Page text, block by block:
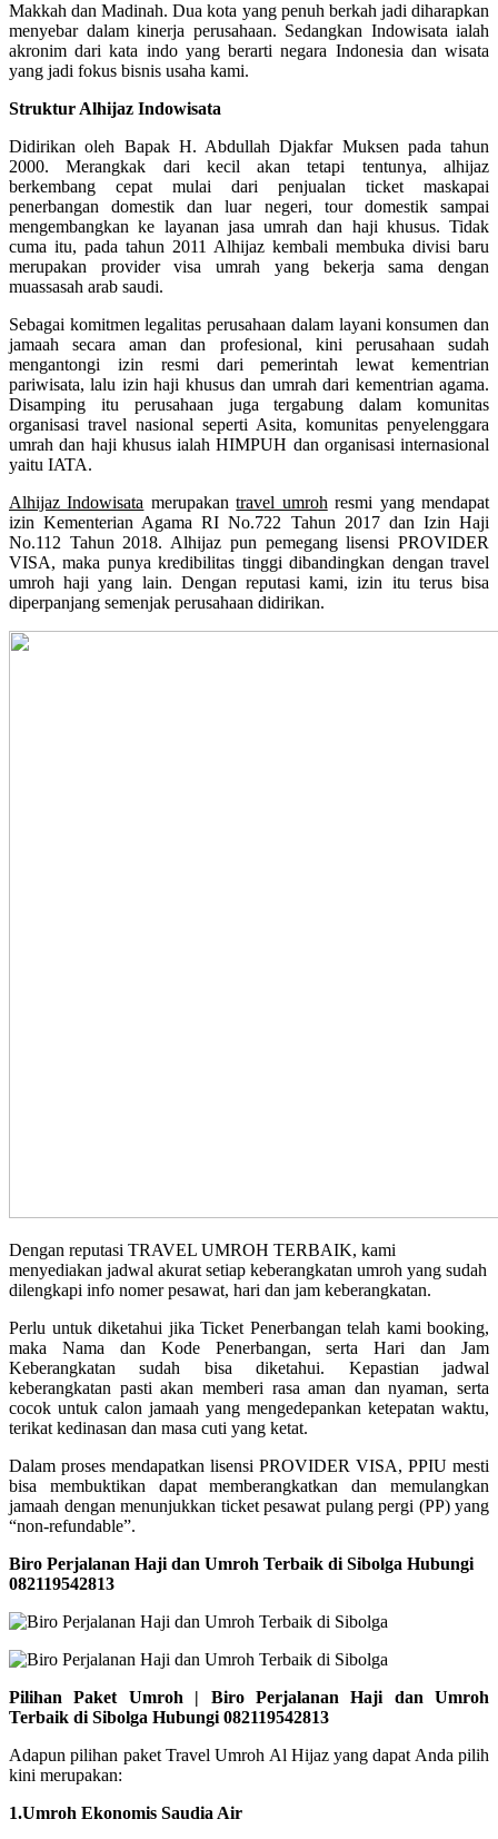
Makkah dan Madinah. Dua kota yang penuh berkah jadi diharapkan
menyebar dalam kinerja perusahaan. Sedangkan Indowisata ialah
akronim dari kata indo yang berarti negara Indonesia dan wisata
yang jadi fokus bisnis usaha kami.
Struktur Alhijaz Indowisata
Didirikan oleh Bapak H. Abdullah Djakfar Muksen pada tahun
2000. Merangkak dari kecil akan tetapi tentunya, alhijaz
berkembang cepat mulai dari penjualan ticket maskapai
penerbangan domestik dan luar negeri, tour domestik sampai
mengembangkan ke layanan jasa umrah dan haji khusus. Tidak
cuma itu, pada tahun 2011 Alhijaz kembali membuka divisi baru
merupakan provider visa umrah yang bekerja sama dengan
muassasah arab saudi.
Sebagai komitmen legalitas perusahaan dalam layani konsumen dan
jamaah secara aman dan profesional, kini perusahaan sudah
mengantongi izin resmi dari pemerintah lewat kementrian
pariwisata, lalu izin haji khusus dan umrah dari kementrian agama.
Disamping itu perusahaan juga tergabung dalam komunitas
organisasi travel nasional seperti Asita, komunitas penyelenggara
umrah dan haji khusus ialah HIMPUH dan organisasi internasional
yaitu IATA.
Alhijaz Indowisata merupakantravel umroh resmi yang mendapat
izin Kementerian Agama RI No.722 Tahun 2017 dan Izin Haji
No.112 Tahun 2018. Alhijaz pun pemegang lisensi PROVIDER
VISA, maka punya kredibilitas tinggi dibandingkan dengan travel
umroh haji yang lain. Dengan reputasi kami, izin itu terus bisa
diperpanjang semenjak perusahaan didirikan.
Dengan reputasi TRAVEL UMROH TERBAIK, kami
menyediakan jadwal akurat setiap keberangkatan umroh yang sudah
dilengkapi info nomer pesawat, hari dan jam keberangkatan.
Perlu untuk diketahui jika Ticket Penerbangan telah kami booking,
maka Nama dan Kode Penerbangan, serta Hari dan Jam
Keberangkatan sudah bisa diketahui. Kepastian jadwal
keberangkatan pasti akan memberi rasa aman dan nyaman, serta
cocok untuk calon jamaah yang mengedepankan ketepatan waktu,
terikat kedinasan dan masa cuti yang ketat.
Dalam proses mendapatkan lisensi PROVIDER VISA, PPIU mesti
bisa membuktikan dapat memberangkatkan dan memulangkan
jamaah dengan menunjukkan ticket pesawat pulang pergi (PP) yang
“non-refundable”.
Biro Perjalanan Haji dan Umroh Terbaik di Sibolga Hubungi
082119542813
Pilihan Paket Umroh | Biro Perjalanan Haji dan Umroh
Terbaik di Sibolga Hubungi 082119542813
Adapun pilihan paket Travel Umroh Al Hijaz yang dapat Anda pilih
kini merupakan:
1.Umroh Ekonomis Saudia Air